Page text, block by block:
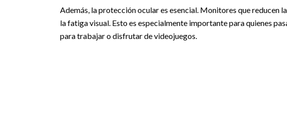
Además, la protección ocular es esencial. Monitores que reducen
la fatiga visual. Esto es especialmente importante para quienes
para trabajar o disfrutar de videojuegos.